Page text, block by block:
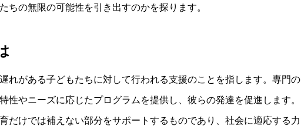
ちの無限の可能性を引き出すのかを探ります。
れがある子どもたちに対して行われる支援のことを指します。専門の
性やニーズに応じたプログラムを提供し、彼らの発達を促進します。
だけでは補えない部分をサポートするものであり、社会に適応する力